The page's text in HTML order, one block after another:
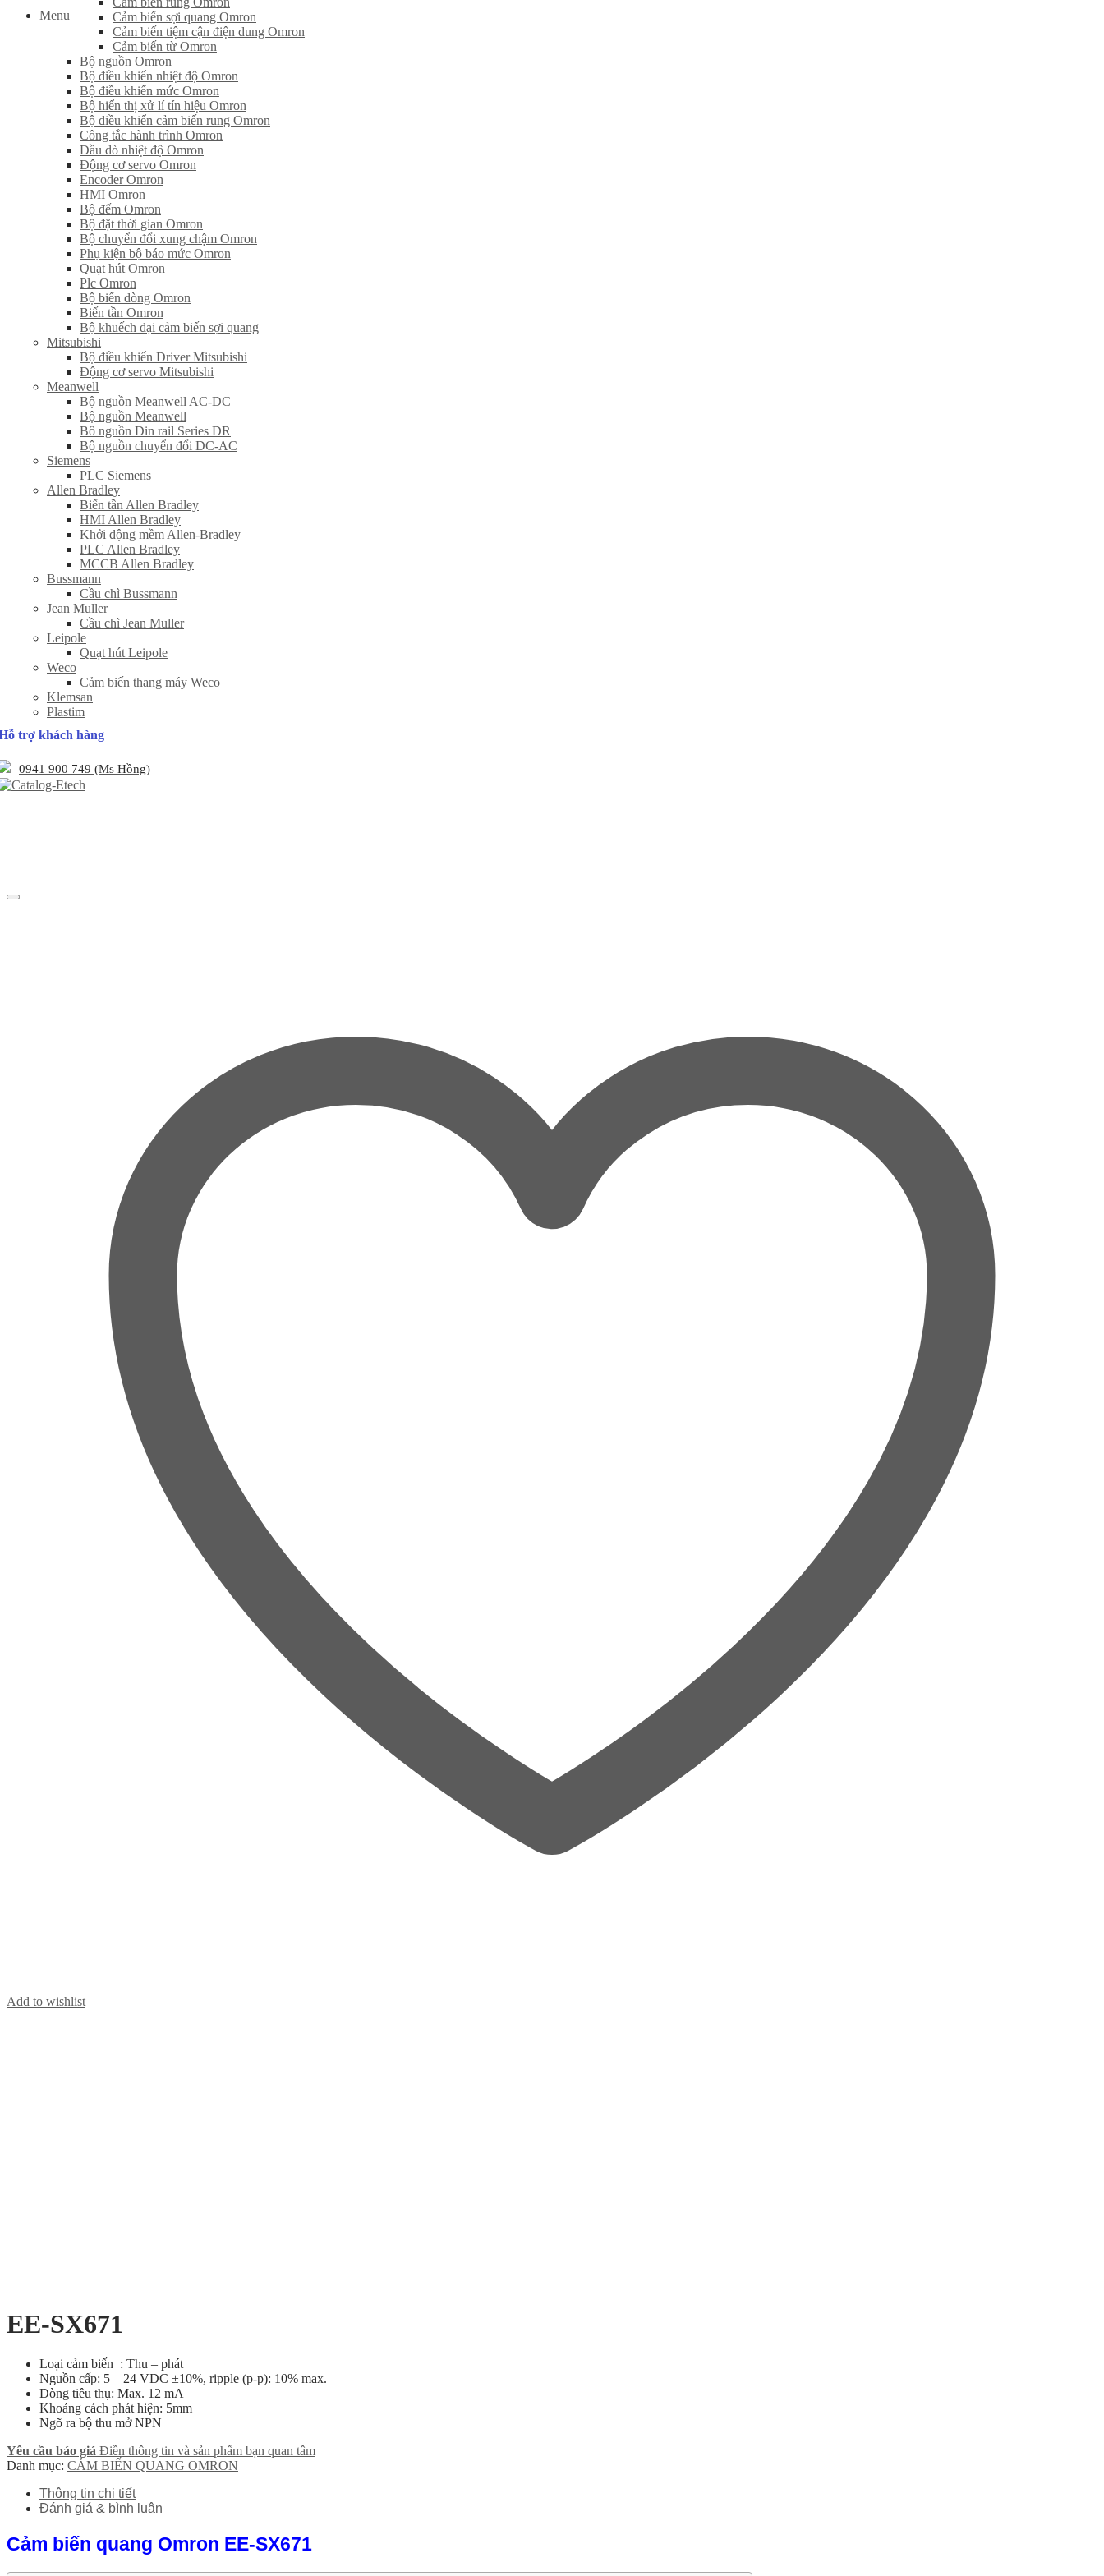
Menu
Cảm biến sợi quang Omron
Cảm biến tiệm cận điện dung Omron
Cảm biến từ Omron
Bộ nguồn Omron
Bộ điều khiển nhiệt độ Omron
Bộ điều khiển mức Omron
Bộ hiển thị xử lí tín hiệu Omron
Bộ điều khiển cảm biến rung Omron
Công tắc hành trình Omron
Đầu dò nhiệt độ Omron
Động cơ servo Omron
Encoder Omron
HMI Omron
Bộ đếm Omron
Bộ đặt thời gian Omron
Bộ chuyển đổi xung chậm Omron
Phụ kiện bộ báo mức Omron
Quạt hút Omron
Plc Omron
Bộ biến dòng Omron
Biến tần Omron
Bộ khuếch đại cảm biến sợi quang
Mitsubishi
Bộ điều khiển Driver Mitsubishi
Động cơ servo Mitsubishi
Meanwell
Bộ nguồn Meanwell AC-DC
Bộ nguồn Meanwell
Bô nguồn Din rail Series DR
Bộ nguồn chuyển đổi DC-AC
Siemens
PLC Siemens
Allen Bradley
Biến tần Allen Bradley
HMI Allen Bradley
Khởi động mềm Allen-Bradley
PLC Allen Bradley
MCCB Allen Bradley
Bussmann
Cầu chì Bussmann
Jean Muller
Cầu chì Jean Muller
Leipole
Quạt hút Leipole
Weco
Cảm biến thang máy Weco
Klemsan
Plastim
trợ khách hàng
0941 900 749 (Ms Hồng)
Add to wishlist
EE-SX671
Loại cảm biến : Thu – phát
Nguồn cấp: 5 – 24 VDC ±10%, ripple (p-p): 10% max.
Dòng tiêu thụ: Max. 12 mA
Khoảng cách phát hiện: 5mm
Ngõ ra bộ thu mở NPN
Yêu cầu báo giá Điền thông tin và sản phẩm bạn quan tâm
Danh mục: CẢM BIẾN QUANG OMRON
Thông tin chi tiết
Đánh giá & bình luận
Cảm biến quang Omron EE-SX671